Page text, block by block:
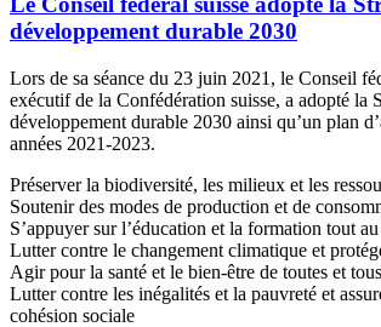
développement durable 2030
Lors de sa séance du 23 juin 2021, le Conseil
exécutif de la Confédération suisse, a adopté la
développement durable 2030 ainsi qu’un plan
années 2021-2023.
Préserver la biodiversité, les milieux et les
Soutenir des modes de production et de
S’appuyer sur l’éducation et la formation tout
Lutter contre le changement climatique et
Agir pour la santé et le bien-être de toutes et tous
Lutter contre les inégalités et la pauvreté et
cohésion sociale